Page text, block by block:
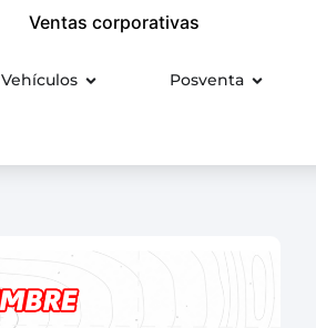
Ventas corporativas
Vehículos Posventa